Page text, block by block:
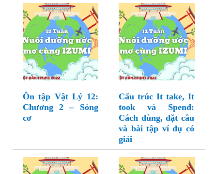
Ôn tập Vật Lý 12:
Chương 2 – Sóng
cơ
Cấu trúc It take, It
took và Spend:
Cách dùng, đặt câu
và bài tập ví dụ có
giải